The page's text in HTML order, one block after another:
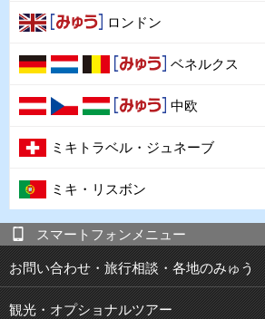
ロンドン
ベネルクス
中欧
ミキトラベル・ジュネーブ
ミキ・リスボン
スマートフォンメニュー
お問い合わせ・旅行相談・各地のみゅう
観光・オプショナルツアー